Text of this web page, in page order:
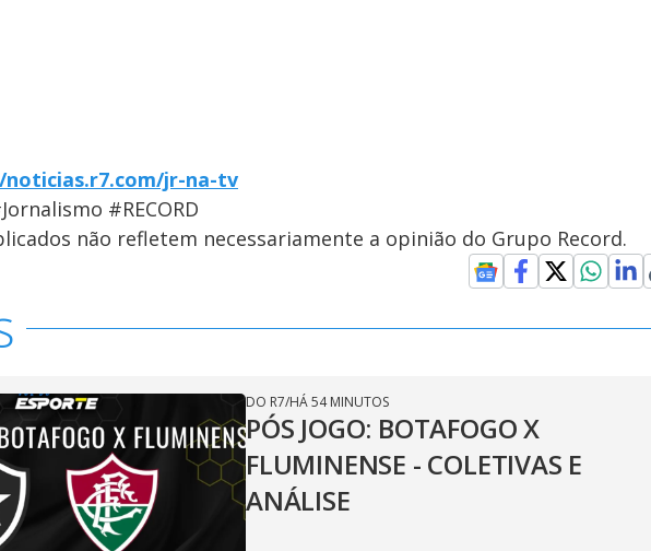
jr-na-tv
#RECORD
não refletem necessariamente a opinião do Grupo Record.
DO R7/HÁ 54 MINUTOS
PÓS JOGO: BOTAFOGO X
FLUMINENSE - COLETIVAS E
ANÁLISE